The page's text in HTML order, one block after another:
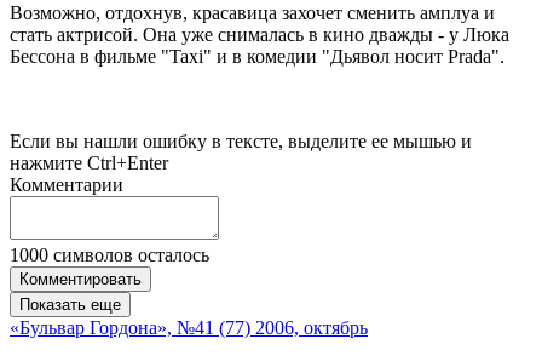
Возможно, отдохнув, красавица захочет сменить амплуа и
стать актрисой. Она уже снималась в кино дважды - у Люка
Бессона в фильме "Taxi" и в комедии "Дьявол носит Prada".
Если вы нашли ошибку в тексте, выделите ее мышью и
нажмите Ctrl+Enter
Комментарии
1000 символов осталось
Комментировать
Показать еще
«Бульвар Гордона», №41 (77) 2006, октябрь